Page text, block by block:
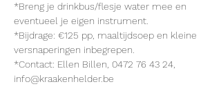
*Breng je drinkbus/flesje water mee en
eventueel je eigen instrument.
*Bijdrage: €125 pp, maaltijdsoep en kleine
versnaperingen inbegrepen.
*Contact: Ellen Billen, 0472 76 43 24,
info@kraakenhelder.be